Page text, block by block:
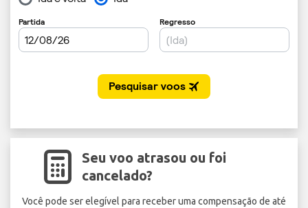
Seu voo atrasou ou foi
cancelado?
Você pode ser elegível para receber uma compensação de até